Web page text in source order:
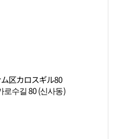
区カロスギル80
수길 80 (신사동)